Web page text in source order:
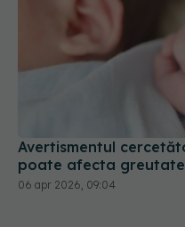
Avertismentul
poate afecta
06 apr 2026, 09:04